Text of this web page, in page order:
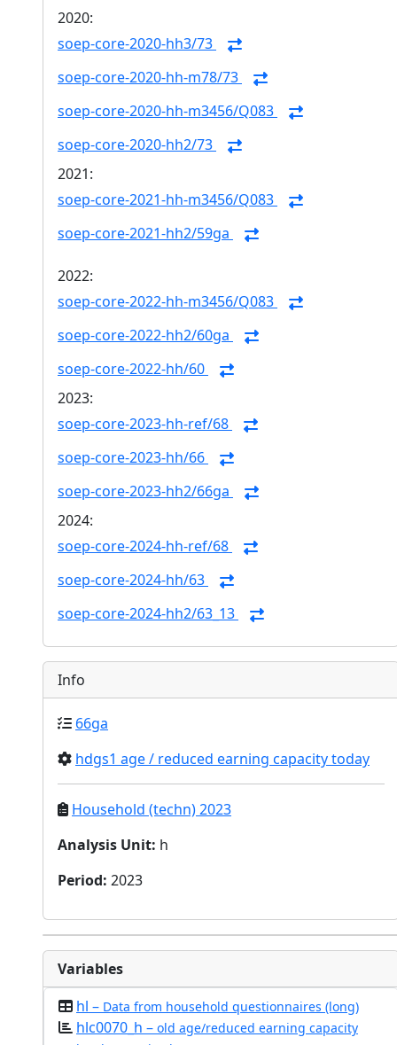
2020:
soep-core-2020-hh3/73
soep-core-2020-hh-m78/73
soep-core-2020-hh-m3456/Q083
soep-core-2020-hh2/73
2021:
soep-core-2021-hh-m3456/Q083
soep-core-2021-hh2/59ga
2022:
soep-core-2022-hh-m3456/Q083
soep-core-2022-hh2/60ga
soep-core-2022-hh/60
2023:
soep-core-2023-hh-ref/68
soep-core-2023-hh/66
soep-core-2023-hh2/66ga
2024:
soep-core-2024-hh-ref/68
soep-core-2024-hh/63
soep-core-2024-hh2/63_13
Info
66ga
hdgs1 age / reduced earning capacity today
Household (techn) 2023
Analysis Unit: h
Period: 2023
Variables
hl – Data from household questionnaires (long)
hlc0070_h – old age/reduced earning capacity